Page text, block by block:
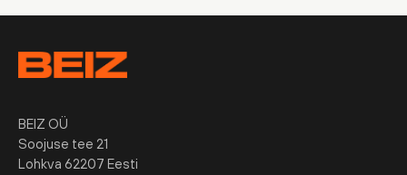
BEIZ OÜ
Soojuse tee 21
Lohkva 62207 Eesti